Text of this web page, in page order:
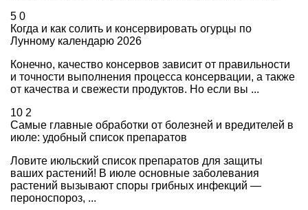
5 0
Когда и как солить и консервировать огурцы по
Лунному календарю 2026
Конечно, качество консервов зависит от правильности
и точности выполнения процесса консервации, а также
от качества и свежести продуктов. Но если вы ...
10 2
Самые главные обработки от болезней и вредителей в
июле: удобный список препаратов
Ловите июльский список препаратов для защиты
ваших растений! В июле основные заболевания
растений вызывают споры грибных инфекций —
пероноспороз, ...